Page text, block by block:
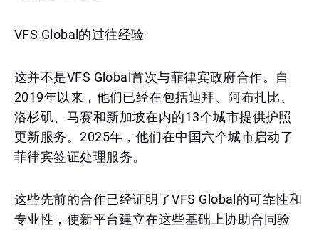
VFS Global的过往经验
这并不是VFS Global首次与菲律宾政府合作。自
2019年以来，他们已经在包括迪拜、阿布扎比、
洛杉矶、马赛和新加坡在内的13个城市提供护照
更新服务。2025年，他们在中国六个城市启动了
菲律宾签证处理服务。
这些先前的合作已经证明了VFS Global的可靠性和
专业性，使新平台建立在这些基础上协助合同验